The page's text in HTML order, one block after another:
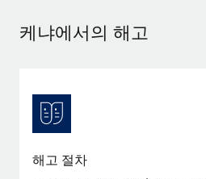
서비스
글로벌 인사 및 규정 준수 업무 처
신원 조사
사례 연구
지원받기
케냐에서의 해고
해고 절차